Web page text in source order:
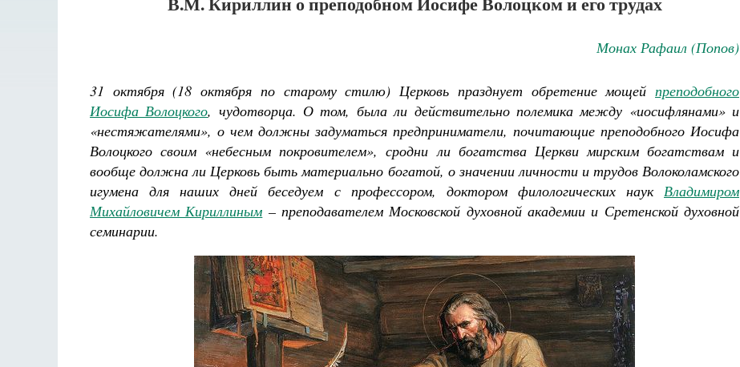
Монах Рафаил (Попов)
31 октября (18 октября по старому стилю) Церковь празднует обретение мощей преподобного
Иосифа Волоцкого, чудотворца. О том, была ли действительно полемика между «иосифлянами» и
«нестяжателями», о чем должны задуматься предприниматели, почитающие преподобного Иосифа
Волоцкого своим «небесным покровителем», сродни ли богатства Церкви мирским богатствам и
вообще должна ли Церковь быть материально богатой, о значении личности и трудов Волоколамского
игумена для наших дней беседуем с профессором, доктором филологических наук Владимиром
Михайловичем Кириллиным – преподавателем Московской духовной академии и Сретенской духовной
семинарии.